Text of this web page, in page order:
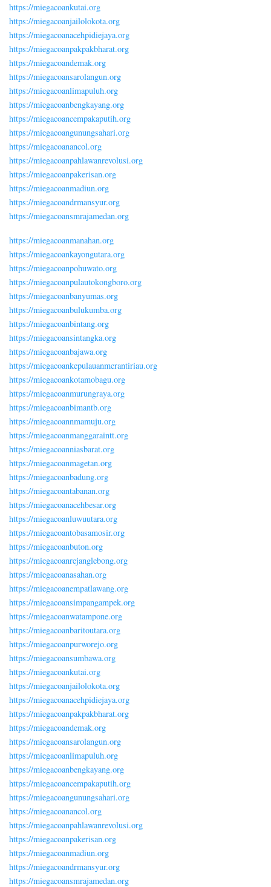
https://miegacoankutai.org
https://miegacoanjailolokota.org
https://miegacoanacehpidiejaya.org
https://miegacoanpakpakbharat.org
https://miegacoandemak.org
https://miegacoansarolangun.org
https://miegacoanlimapuluh.org
https://miegacoanbengkayang.org
https://miegacoancempakaputih.org
https://miegacoangunungsahari.org
https://miegacoanancol.org
https://miegacoanpahlawanrevolusi.org
https://miegacoanpakerisan.org
https://miegacoanmadiun.org
https://miegacoandrmansyur.org
https://miegacoansmrajamedan.org
https://miegacoanmanahan.org
https://miegacoankayongutara.org
https://miegacoanpohuwato.org
https://miegacoanpulautokongboro.org
https://miegacoanbanyumas.org
https://miegacoanbulukumba.org
https://miegacoanbintang.org
https://miegacoansintangka.org
https://miegacoanbajawa.org
https://miegacoankepulauanmerantiriau.org
https://miegacoankotamobagu.org
https://miegacoanmurungraya.org
https://miegacoanbimantb.org
https://miegacoannmamuju.org
https://miegacoanmanggaraintt.org
https://miegacoanniasbarat.org
https://miegacoanmagetan.org
https://miegacoanbadung.org
https://miegacoantabanan.org
https://miegacoanacehbesar.org
https://miegacoanluwuutara.org
https://miegacoantobasamosir.org
https://miegacoanbuton.org
https://miegacoanrejanglebong.org
https://miegacoanasahan.org
https://miegacoanempatlawang.org
https://miegacoansimpangampek.org
https://miegacoanwatampone.org
https://miegacoanbaritoutara.org
https://miegacoanpurworejo.org
https://miegacoansumbawa.org
https://miegacoankutai.org
https://miegacoanjailolokota.org
https://miegacoanacehpidiejaya.org
https://miegacoanpakpakbharat.org
https://miegacoandemak.org
https://miegacoansarolangun.org
https://miegacoanlimapuluh.org
https://miegacoanbengkayang.org
https://miegacoancempakaputih.org
https://miegacoangunungsahari.org
https://miegacoanancol.org
https://miegacoanpahlawanrevolusi.org
https://miegacoanpakerisan.org
https://miegacoanmadiun.org
https://miegacoandrmansyur.org
https://miegacoansmrajamedan.org